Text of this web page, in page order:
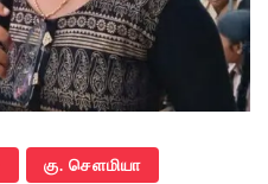
கு. செளமியா